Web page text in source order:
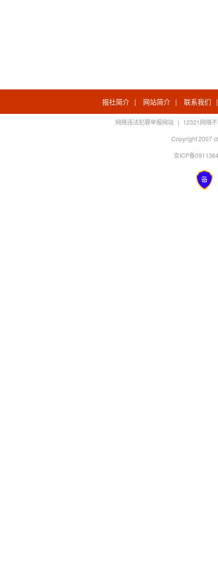
报社简介 | 网站简介 | 联系我们
网络违法犯罪举报网站 | 12321网络
Copyright 2007
京ICP备